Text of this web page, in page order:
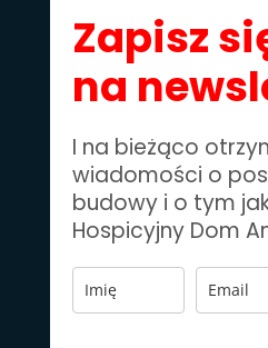
Zapisz
na
I na bieżąco
wiadomości o
budowy i o tym
Hospicyjny Dom